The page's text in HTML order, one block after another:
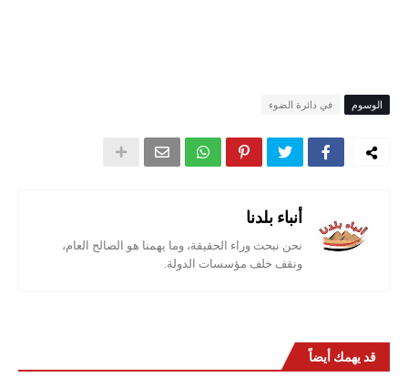
الوسوم في دائرة الضوء
أنباء بلدنا
نحن نبحث وراء الحقيقة، وما يهمنا هو الصالح العام،
ونقف خلف مؤسسات الدولة.
قد يهمك أيضاً